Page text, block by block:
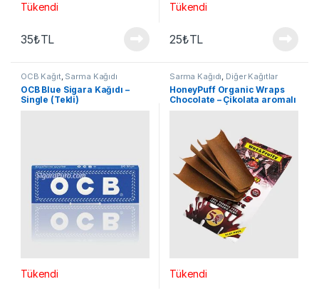
Tükendi
35₺TL
Tükendi
25₺TL
OCB Kağıt, Sarma Kağıdı
OCB Blue Sigara Kağıdı –
Single (Tekli)
Tükendi
Sarma Kağıdı, Diğer Kağıtlar
HoneyPuff Organic Wraps
Chocolate – Çikolata aromalı
Tükendi